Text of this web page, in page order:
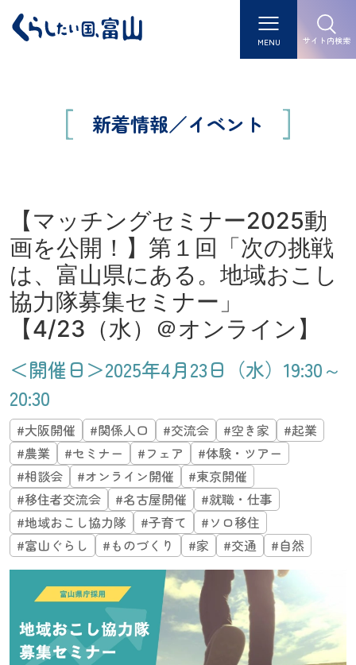
MENU サイト内検索
新着情報／イベント
【マッチングセミナー2025動
画を公開！】第１回「次の挑戦
は、富山県にある。地域おこし
協力隊募集セミナー」
【4/23（水）＠オンライン】
＜開催日＞2025年4月23日（水）19:30～
20:30
#大阪開催 #関係人口 #交流会 #空き家
#起業
#農業
#セミナー #フェア
#体験・ツアー
#相談会
#オンライン開催
#東京開催
#移住者交流会
#名古屋開催
#就職・仕事
#地域おこし協力隊
#子育て
#ソロ移住
#富山ぐらし
#ものづくり #家 #交通 #自然